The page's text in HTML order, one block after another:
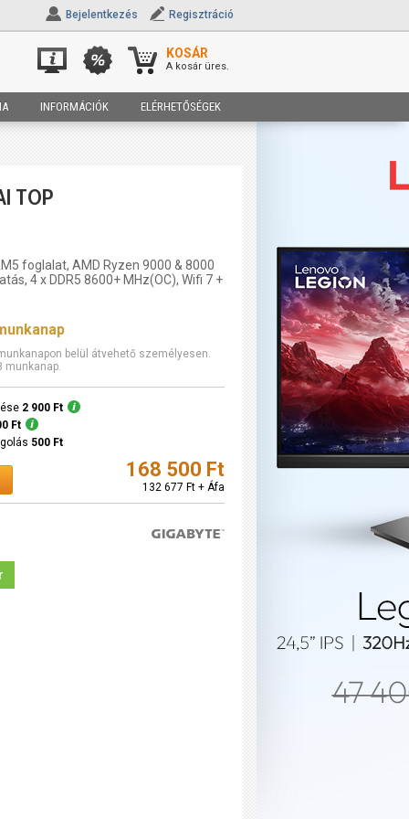
Bejelentkezés Regisztráció
KOSÁR
A kosár üres.
INFORMÁCIÓK ELÉRHETŐSÉGEK
TOP
foglalat, AMD Ryzen 9000 & 8000
4 x DDR5 8600+ MHz(OC), Wifi 7 +
belül átvehető személyesen.
munkanap.
2 900 Ft
Ft
500 Ft
168 500 Ft
132 677 Ft + Áfa